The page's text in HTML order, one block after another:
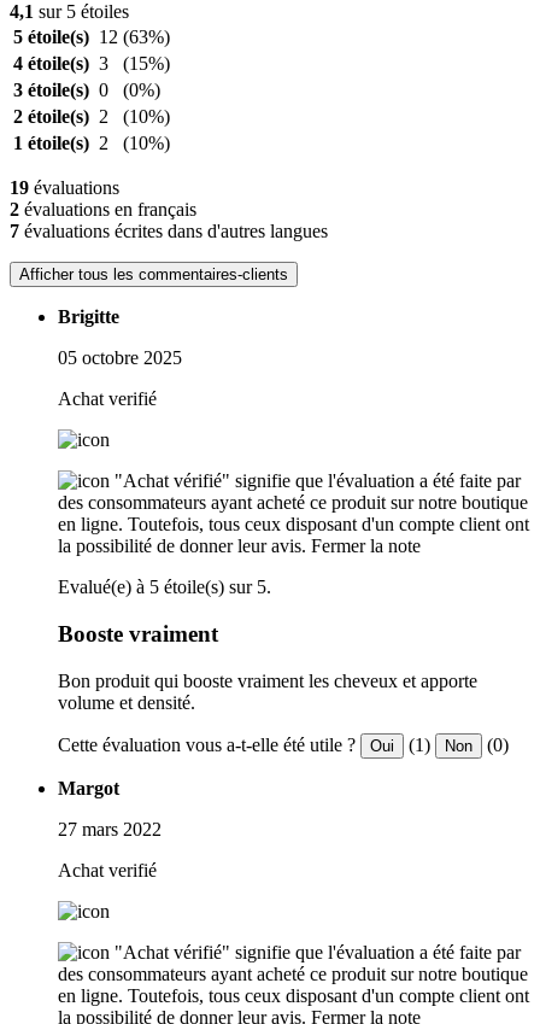
4,1 sur 5 étoiles
5 étoile(s) 12 (63%)
4 étoile(s) 3
(15%)
3 étoile(s) 0
(0%)
2 étoile(s) 2
(10%)
1 étoile(s) 2 (10%)
19 évaluations
2 évaluations en français
7 évaluations écrites dans d'autres langues
Afficher tous les commentaires-clients
Brigitte
05 octobre 2025
Achat verifié
"Achat vérifié" signifie que l'évaluation a été faite par
des consommateurs ayant acheté ce produit sur notre boutique
en ligne. Toutefois, tous ceux disposant d'un compte client ont
la possibilité de donner leur avis. Fermer la note
Evalué(e) à 5 étoile(s) sur 5.
Booste vraiment
Bon produit qui booste vraiment les cheveux et apporte
volume et densité.
Cette évaluation vous a-t-elle été utile ? Oui (1) Non (0)
Margot
27 mars 2022
Achat verifié
"Achat vérifié" signifie que l'évaluation a été faite par
des consommateurs ayant acheté ce produit sur notre boutique
en ligne. Toutefois, tous ceux disposant d'un compte client ont
la possibilité de donner leur avis. Fermer la note